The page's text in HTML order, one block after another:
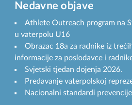
Nedavne objave
Athlete Outreach program na
u vaterpolu U16
Obrazac 18a za radnike iz
informacije za poslodavce i
Svjetski tjedan dojenja 2026.
Predavanje vaterpolskoj
Nacionalni standardi